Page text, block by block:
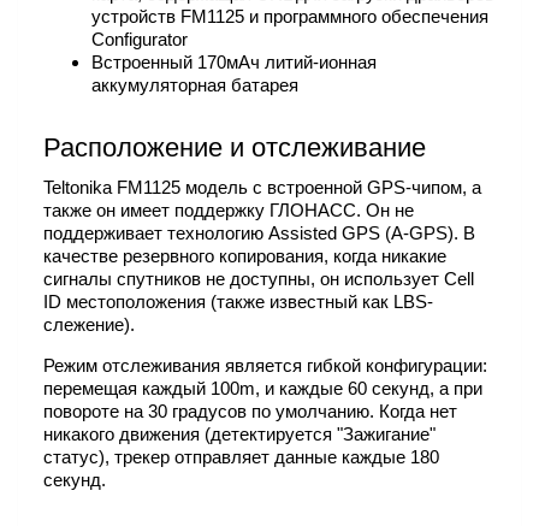
устройств FM1125 и программного обеспечения
Configurator
Встроенный 170мАч литий-ионная
аккумуляторная батарея
Расположение и отслеживание
Teltonika FM1125 модель с встроенной GPS-чипом, а
также он имеет поддержку ГЛОНАСС. Он не
поддерживает технологию Assisted GPS (A-GPS). В
качестве резервного копирования, когда никакие
сигналы спутников не доступны, он использует Cell
ID местоположения (также известный как LBS-
слежение).
Режим отслеживания является гибкой конфигурации:
перемещая каждый 100m, и каждые 60 секунд, а при
повороте на 30 градусов по умолчанию. Когда нет
никакого движения (детектируется "Зажигание"
статус), трекер отправляет данные каждые 180
секунд.